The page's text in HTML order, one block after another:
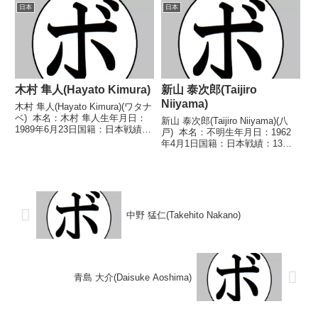
ミドル級新人王 【...
敗 【獲得タイトル】なし 【戦
歴】2022/10/29 ○4R判定 3-
0(40-36、39-37...
日本
木村 隼人(Hayato Kimura)
木村 隼人(Hayato Kimura)(ワタナ
ベ) 本名：木村 隼人生年月日：
1989年6月23日国籍：日本戦績：
日本
新山 泰次郎(Taijiro
Niiyama)
新山 泰次郎(Taijiro Niiyama)(八
戸) 本名：不明生年月日：1962
年4月1日国籍：日本戦績：13戦
中野 猛仁(Takehito Nakano)
青島 大介(Daisuke Aoshima)